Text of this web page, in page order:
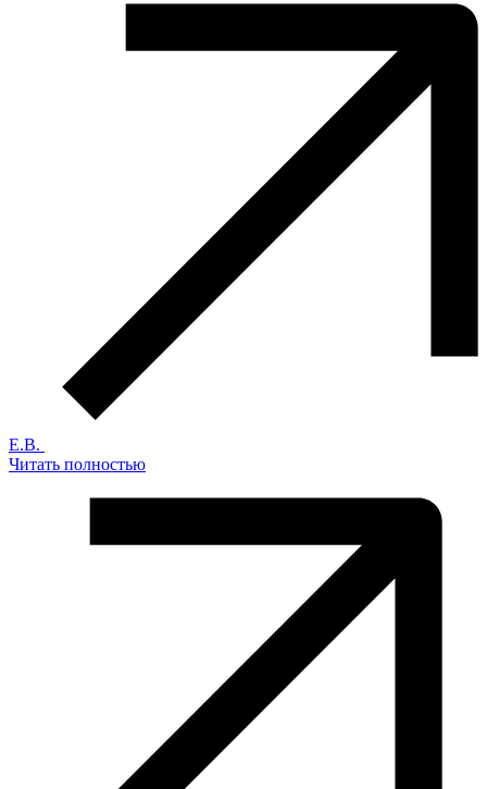
Е.В.
Читать полностью